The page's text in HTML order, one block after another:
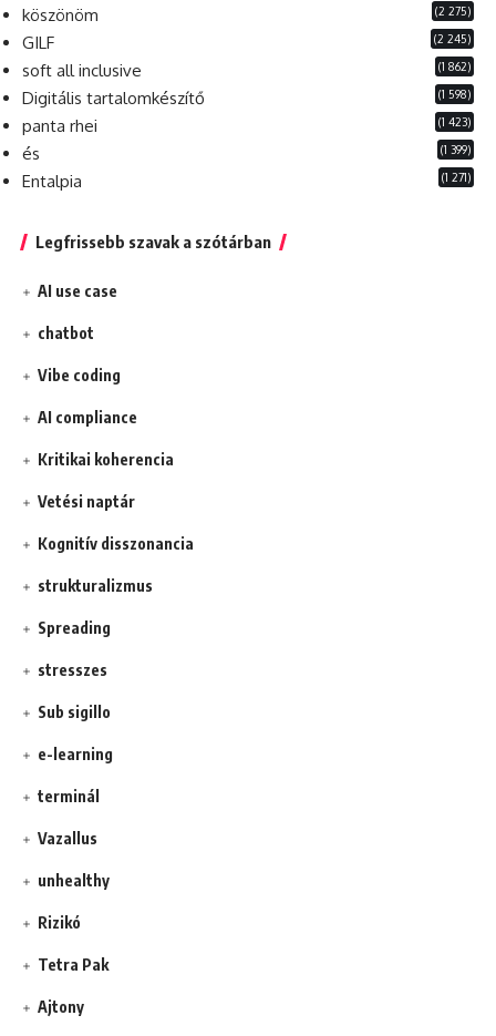
köszönöm (2 275)
GILF (2 245)
soft all inclusive (1 862)
Digitális tartalomkészítő (1 598)
panta rhei (1 423)
és (1 399)
Entalpia (1 271)
Legfrissebb szavak a szótárban
AI use case
chatbot
Vibe coding
AI compliance
Kritikai koherencia
Vetési naptár
Kognitív disszonancia
strukturalizmus
Spreading
stresszes
Sub sigillo
e-learning
terminál
Vazallus
unhealthy
Rizikó
Tetra Pak
Ajtony